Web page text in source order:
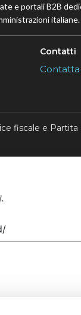
e portali B2B
italiane.
Contatti
fiscale e Partita